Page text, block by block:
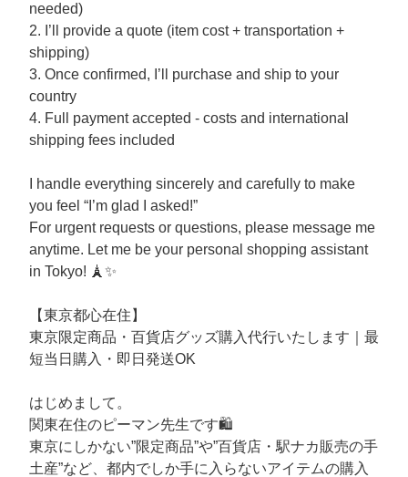
needed)
2. I’ll provide a quote (item cost + transportation +
shipping)
3. Once confirmed, I’ll purchase and ship to your
country
4. Full payment accepted - costs and international
shipping fees included
I handle everything sincerely and carefully to make
you feel “I’m glad I asked!”
For urgent requests or questions, please message me
anytime. Let me be your personal shopping assistant
in Tokyo! 🗼✨
【東京都心在住】
東京限定商品・百貨店グッズ購入代行いたします｜最
短当日購入・即日発送OK
はじめまして。
関東在住のピーマン先生です🛍️
東京にしかない”限定商品”や”百貨店・駅ナカ販売の手
土産”など、都内でしか手に入らないアイテムの購入